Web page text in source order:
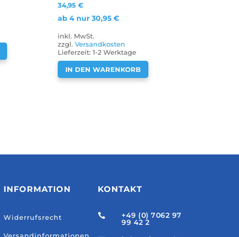
34,95€
ab 4 nur30,95€
inkl. MwSt.
zzgl.Versandkosten
Lieferzeit:1-2 Werktage
IN DEN WARENKORB
INFORMATION
Widerrufsrecht
KONTAKT
 +49 (0) 7062 97
99 42 2